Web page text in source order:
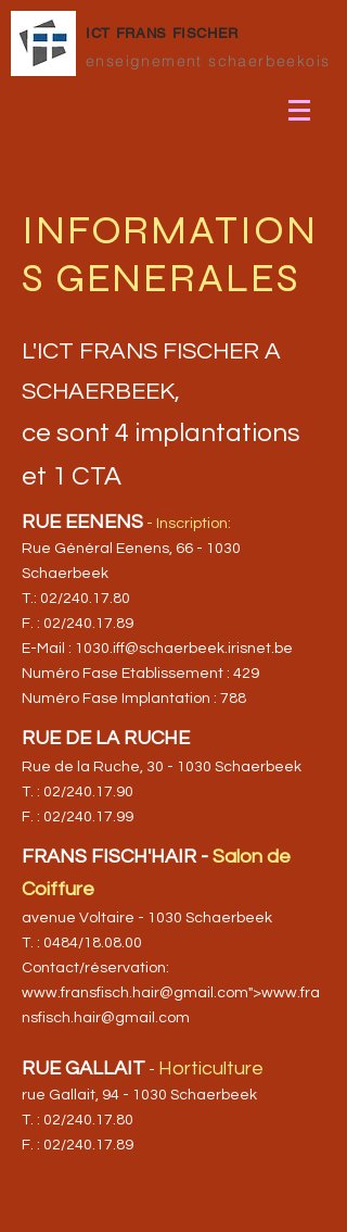
ICT FRANS FISCHER
enseignement schaerbeekois
INFORMATION
S GENERALES
L'ICT FRANS FISCHER A
SCHAERBEEK,
ce sont 4 implantations
et 1 CTA
RUE EENENS - Inscription:
Rue Général Eenens, 66 - 1030
Schaerbeek
T.: 02/240.17.80
F. : 02/240.17.89
E-Mail : 1030.iff@schaerbeek.irisnet.be
Numéro Fase Etablissement : 429
Numéro Fase Implantation : 788
RUE DE LA RUCHE
Rue de la Ruche, 30 - 1030 Schaerbeek
T. : 02/240.17.90
F. : 02/240.17.99
FRANS FISCH'HAIR - Salon de
Coiffure
avenue Voltaire - 1030 Schaerbeek
T. : 0484/18.08.00
Contact/réservation:
www.fransfisch.hair@gmail.com">www.fra
nsfisch.hair@gmail.com
RUE GALLAIT - Horticulture
rue Gallait, 94 - 1030 Schaerbeek
T. : 02/240.17.80
F. : 02/240.17.89